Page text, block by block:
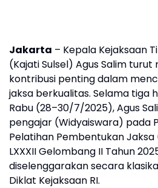
Jakarta – Kepala Kejaksaan
(Kajati Sulsel) Agus Salim
kontribusi penting dalam
jaksa berkualitas. Selama tiga
Rabu (28–30/7/2025), Agus
pengajar (Widyaiswara) pada
Pelatihan Pembentukan
LXXXII Gelombang II Tahun
diselenggarakan secara
Diklat Kejaksaan RI.